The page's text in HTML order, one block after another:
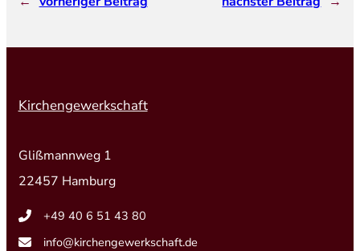
Kirchengewerkschaft
Glißmannweg 1
22457 Hamburg
+49 40 6 51 43 80
info@kirchengewerkschaft.de